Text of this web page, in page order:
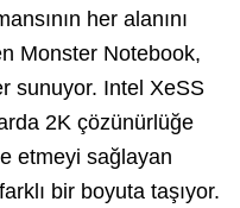
her alanını
Monster Notebook,
sunuyor. Intel XeSS
2K çözünürlüğe
etmeyi sağlayan
bir boyuta taşıyor.